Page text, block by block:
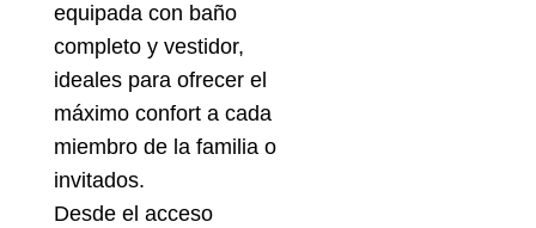
equipada con baño
completo y vestidor,
ideales para ofrecer el
máximo confort a cada
miembro de la familia o
invitados.
Desde el acceso